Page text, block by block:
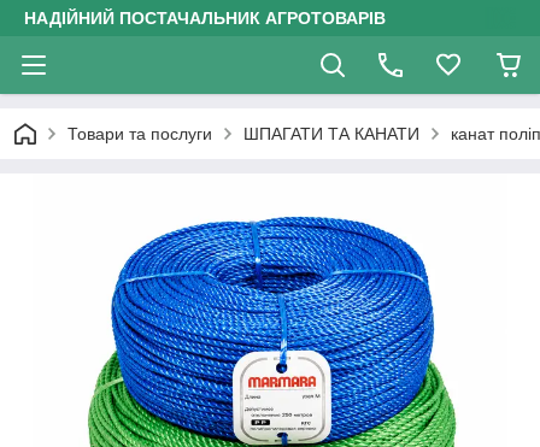
НАДІЙНИЙ ПОСТАЧАЛЬНИК АГРОТОВАРІВ
Товари та послуги ШПАГАТИ ТА КАНАТИ канат